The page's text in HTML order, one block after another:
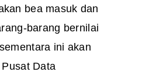
bea masuk dan
barang bernilai
ini akan
Data